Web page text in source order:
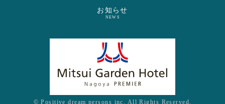
お知らせ
NEWS
© Positive dream persons inc. All Rights Reserved.